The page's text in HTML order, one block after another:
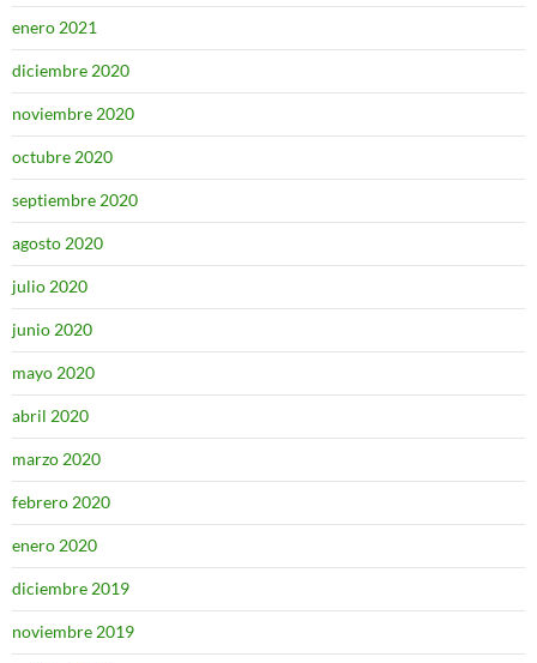
enero 2021
diciembre 2020
noviembre 2020
octubre 2020
septiembre 2020
agosto 2020
julio 2020
junio 2020
mayo 2020
abril 2020
marzo 2020
febrero 2020
enero 2020
diciembre 2019
noviembre 2019